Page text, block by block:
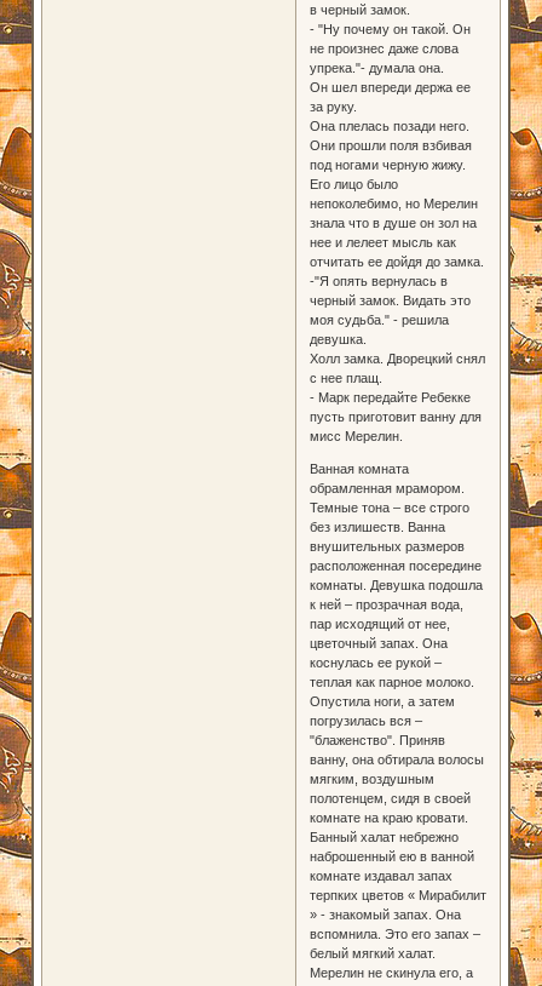
в черный замок.
- "Ну почему он такой. Он
не произнес даже слова
упрека."- думала она.
Он шел впереди держа ее
за руку.
Она плелась позади него.
Они прошли поля взбивая
под ногами черную жижу.
Его лицо было
непоколебимо, но Мерелин
знала что в душе он зол на
нее и лелеет мысль как
отчитать ее дойдя до замка.
-"Я опять вернулась в
черный замок. Видать это
моя судьба." - решила
девушка.
Холл замка. Дворецкий снял
с нее плащ.
- Марк передайте Ребекке
пусть приготовит ванну для
мисс Мерелин.
Ванная комната
обрамленная мрамором.
Темные тона – все строго
без излишеств. Ванна
внушительных размеров
расположенная посередине
комнаты. Девушка подошла
к ней – прозрачная вода,
пар исходящий от нее,
цветочный запах. Она
коснулась ее рукой –
теплая как парное молоко.
Опустила ноги, а затем
погрузилась вся –
"блаженство". Приняв
ванну, она обтирала волосы
мягким, воздушным
полотенцем, сидя в своей
комнате на краю кровати.
Банный халат небрежно
наброшенный ею в ванной
комнате издавал запах
терпких цветов « Мирабилит
» - знакомый запах. Она
вспомнила. Это его запах –
белый мягкий халат.
Мерелин не скинула его, а